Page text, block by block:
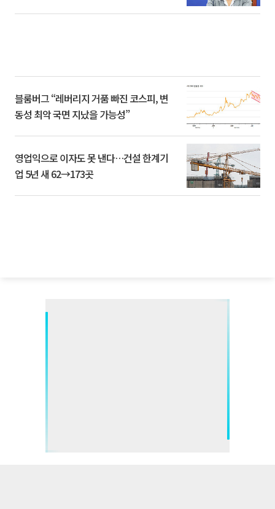
블룸버그 “레버리지 거품 빠진 코스피, 변
동성 최악 국면 지났을 가능성”
영업익으로 이자도 못 낸다…건설 한계기
업 5년 새 62→173곳